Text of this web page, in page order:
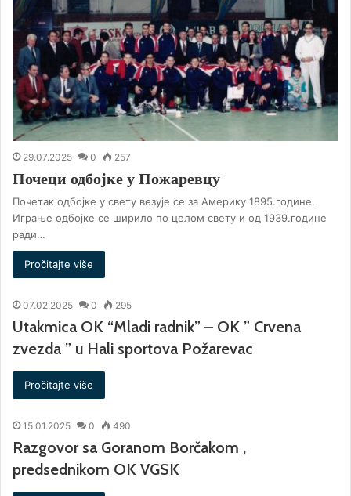
29.07.2025 0 257
Почеци одбојке у Пожаревцу
Почетак одбојке у свету везује се за Америку 1895.године.
Играње одбојке се ширило по целом свету и од 1939.године
ради…
Pročitajte više
07.02.2025 0 295
Utakmica OK “Mladi radnik” – OK ” Crvena
zvezda ” u Hali sportova Požarevac
Pročitajte više
15.01.2025 0 490
Razgovor sa Goranom Borčakom ,
predsednikom OK VGSK